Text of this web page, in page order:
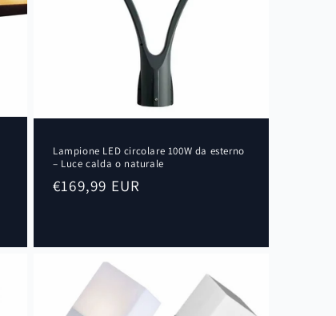
Lampione LED circolare 100W da esterno
– Luce calda o naturale
Prezzo
€169,99 EUR